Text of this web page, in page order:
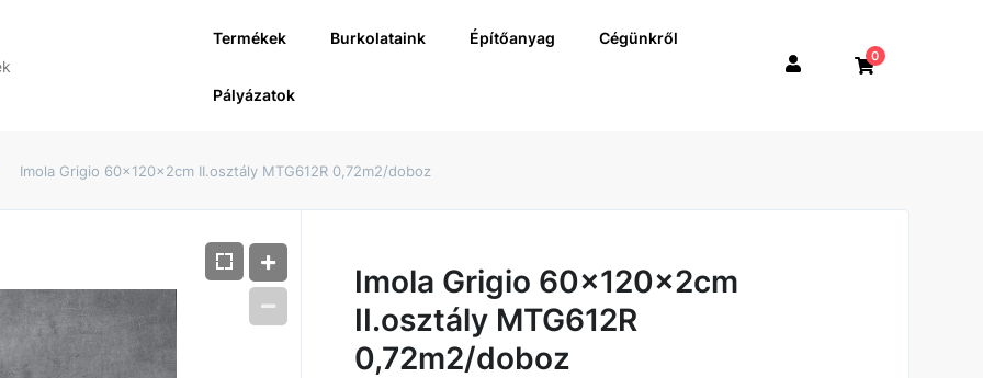
Termékek Burkolataink Építőanyag Cégünkről
Pályázatok
0
Imola Grigio 60x120x2cm II.osztály MTG612R 0,72m2/doboz
Imola Grigio 60x120x2cm
II.osztály MTG612R
0,72m2/doboz